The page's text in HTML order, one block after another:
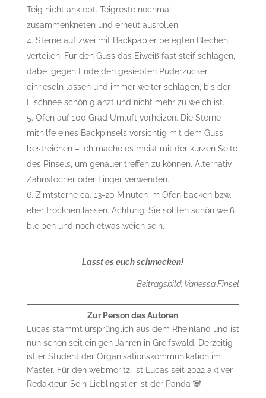
Teig nicht anklebt. Teigreste nochmal
zusammenkneten und erneut ausrollen.
Sterne auf zwei mit Backpapier belegten Blechen
verteilen. Für den Guss das Eiweiß fast steif schlagen,
dabei gegen Ende den gesiebten Puderzucker
einrieseln lassen und immer weiter schlagen, bis der
Eischnee schön glänzt und nicht mehr zu weich ist.
Ofen auf 100 Grad Umluft vorheizen. Die Sterne
mithilfe eines Backpinsels vorsichtig mit dem Guss
bestreichen – ich mache es meist mit der kurzen Seite
des Pinsels, um genauer treffen zu können. Alternativ
Zahnstocher oder Finger verwenden.
Zimtsterne ca. 13-20 Minuten im Ofen backen bzw.
eher trocknen lassen. Achtung: Sie sollten schön weiß
bleiben und noch etwas weich sein.
Lasst es euch schmecken!
Beitragsbild: Vanessa Finsel
Zur Person des Autoren
Lucas stammt ursprünglich aus dem Rheinland und ist
nun schon seit einigen Jahren in Greifswald. Derzeitig
ist er Student der Organisationskommunikation im
Master. Für den webmoritz. ist Lucas seit 2022 aktiver
Redakteur. Sein Lieblingstier ist der Panda 🐼